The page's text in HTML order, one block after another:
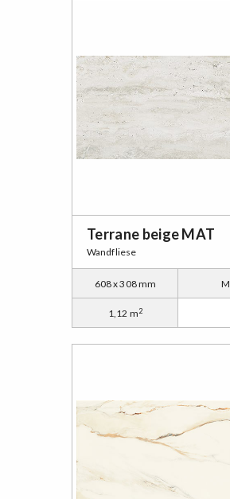
Terrane beige MAT
Wandfliese
608 x 308 mm
1,12 m2